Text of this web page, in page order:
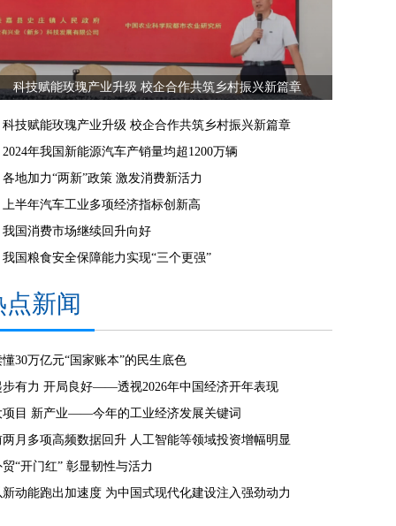
科技赋能玫瑰产业升级 校企合作共筑乡村振兴新篇章
科技赋能玫瑰产业升级 校企合作共筑乡村振兴新篇章
2024年我国新能源汽车产销量均超1200万辆
各地加力“两新”政策 激发消费新活力
上半年汽车工业多项经济指标创新高
我国消费市场继续回升向好
我国粮食安全保障能力实现“三个更强”
点新闻
懂30万亿元“国家账本”的民生底色
步有力 开局良好——透视2026年中国经济开年表现
项目 新产业——今年的工业经济发展关键词
两月多项高频数据回升 人工智能等领域投资增幅明显
贸“开门红” 彰显韧性与活力
新动能跑出加速度 为中国式现代化建设注入强劲动力